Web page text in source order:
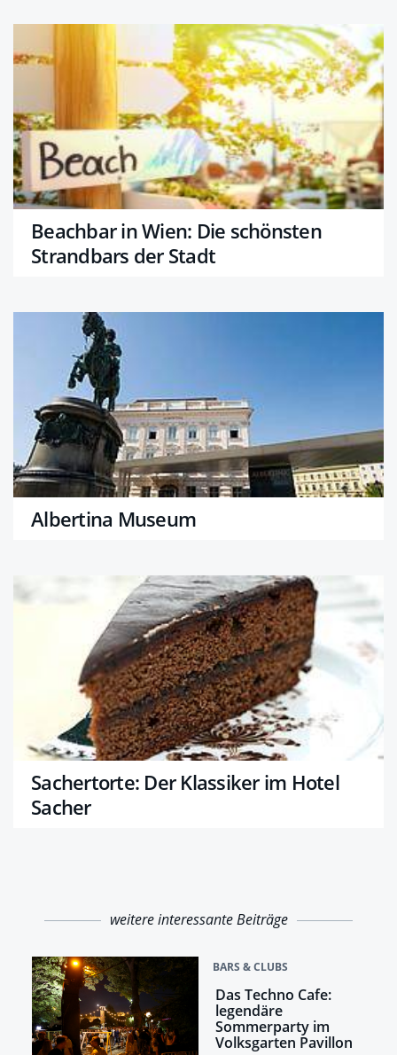
Beachbar in Wien: Die schönsten
Strandbars der Stadt
Albertina Museum
Sachertorte: Der Klassiker im Hotel
Sacher
weitere interessante Beiträge
BARS & CLUBS
Das Techno Cafe:
legendäre
Sommerparty im
Volksgarten Pavillon